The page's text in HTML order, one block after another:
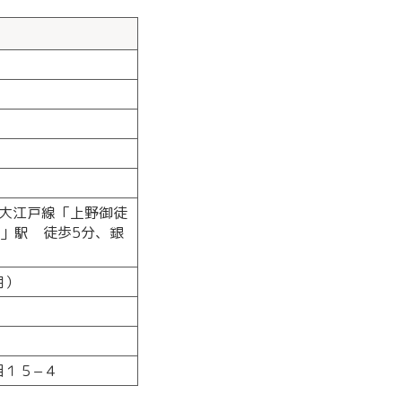
江戸線「上野御徒
駅 徒歩5分、銀
５−４